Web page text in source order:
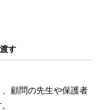
す
顧問の先生や保護者